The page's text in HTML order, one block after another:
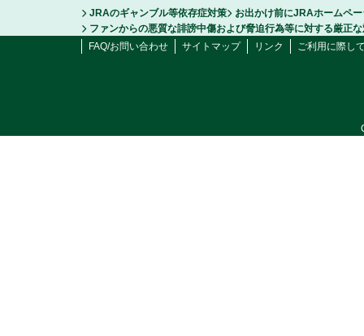
JRAのギャンブル等依存症対策
お出かけ前にJRAホームペ
ファンからの悪質な誹謗中傷および脅迫行為等に対する厳正
FAQ/お問い合わせ
サイトマップ リンク ご利用に際し